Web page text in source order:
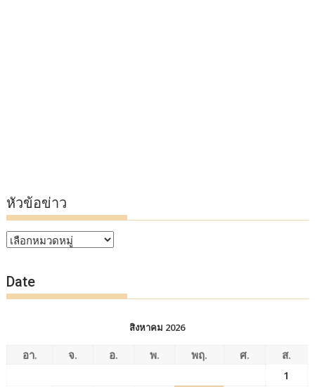
หัวข้อข่าว
หัวข้อ
Date
สิงหาคม 2026
อา. จ. อ. พ. พฤ. ศ.
ส.
1